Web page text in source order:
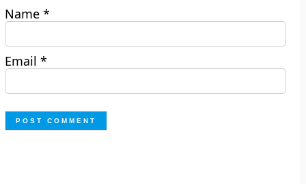
Name*
Email*